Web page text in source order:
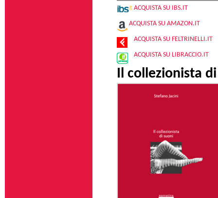
ACQUISTA SU IBS.IT
ACQUISTA SU AMAZON.IT
ACQUISTA SU FELTRINELLI.IT
ACQUISTA SU LIBRACCIO.IT
Il collezionista